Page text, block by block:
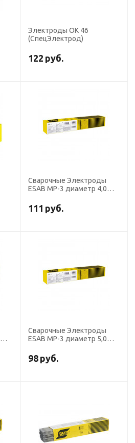
Электроды ОК 46
(СпецЭлектрод)
122 руб.
Сварочные Электроды
ESAB МР-3 диаметр 4,0
111 руб.
Сварочные Электроды
ESAB МР-3 диаметр 5,0
98 руб.